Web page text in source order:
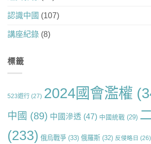
認識中國 (107)
講座紀錄 (8)
標籤
523遊行 (27) 2024國會濫權
中國 (89) 中國滲透 (47) 中國統戰 (29)
(233) 俄烏戰爭 (33) 俄羅斯 (32) 反侵略日 (26)